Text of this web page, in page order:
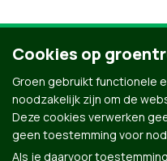
Cookies op
Groen gebruikt functionele
noodzakelijk zijn om de
Deze cookies verwerken
geen toestemming voor
Als je daarvoor